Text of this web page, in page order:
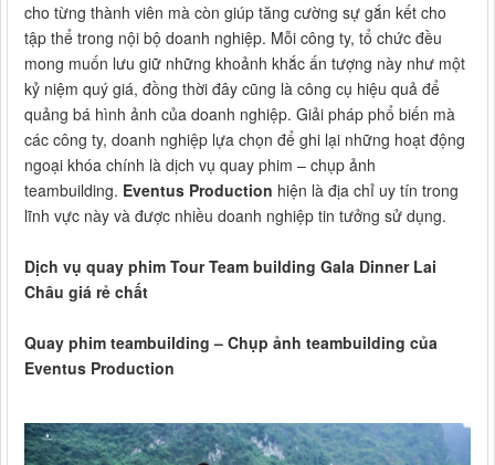
cho từng thành viên mà còn giúp tăng cường sự gắn kết cho
tập thể trong nội bộ doanh nghiệp. Mỗi công ty, tổ chức đều
mong muốn lưu giữ những khoảnh khắc ấn tượng này như một
kỷ niệm quý giá, đồng thời đây cũng là công cụ hiệu quả để
quảng bá hình ảnh của doanh nghiệp. Giải pháp phổ biến mà
các công ty, doanh nghiệp lựa chọn để ghi lại những hoạt động
ngoại khóa chính là dịch vụ quay phim – chụp ảnh
teambuilding. Eventus Production hiện là địa chỉ uy tín trong
lĩnh vực này và được nhiều doanh nghiệp tin tưởng sử dụng.
Dịch vụ quay phim Tour Team building Gala Dinner Lai
Châu giá rẻ chất
Quay phim teambuilding – Chụp ảnh teambuilding của
Eventus Production